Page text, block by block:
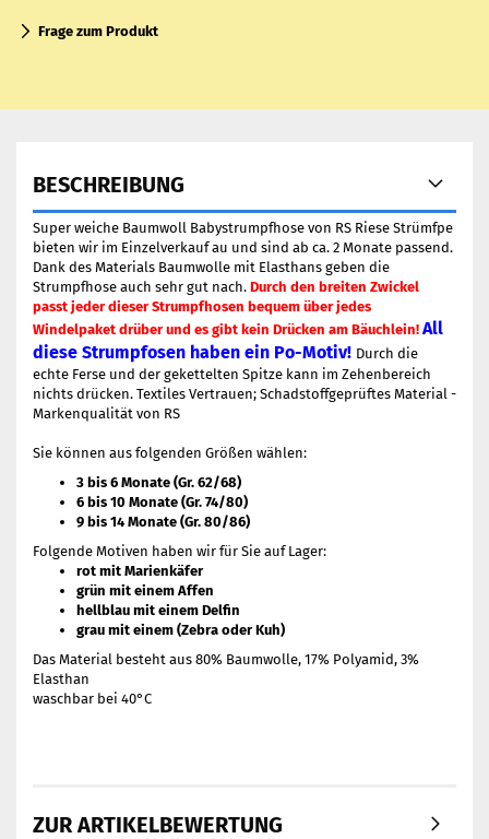
Frage zum Produkt
BESCHREIBUNG
Super weiche Baumwoll Babystrumpfhose von RS Riese Strümfpe
bieten wir im Einzelverkauf au und sind ab ca. 2 Monate passend.
Dank des Materials Baumwolle mit Elasthans geben die
Strumpfhose auch sehr gut nach. Durch den breiten Zwickel
passt jeder dieser Strumpfhosen bequem über jedes
Windelpaket drüber und es gibt kein Drücken am Bäuchlein! All
diese Strumpfosen haben ein Po-Motiv! Durch die
echte Ferse und der gekettelten Spitze kann im Zehenbereich
nichts drücken. Textiles Vertrauen; Schadstoffgeprüftes Material -
Markenqualität von RS
Sie können aus folgenden Größen wählen:
3 bis 6 Monate (Gr. 62/68)
6 bis 10 Monate (Gr. 74/80)
9 bis 14 Monate (Gr. 80/86)
Folgende Motiven haben wir für Sie auf Lager:
rot mit Marienkäfer
grün mit einem Affen
hellblau mit einem Delfin
grau mit einem (Zebra oder Kuh)
Das Material besteht aus 80% Baumwolle, 17% Polyamid, 3%
Elasthan
waschbar bei 40°C
ZUR ARTIKELBEWERTUNG